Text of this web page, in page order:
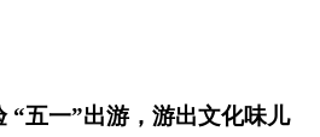
“五一”出游，游出文化味儿